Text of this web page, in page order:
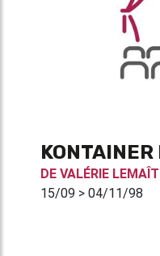
KONTAINER
DE VALÉRIE
15/09 > 04/11/98